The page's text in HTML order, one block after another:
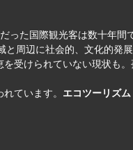
った国際観光客は数十年
周辺に社会的、文化的発
受けられていない現状も
ています。 エコツーリズム